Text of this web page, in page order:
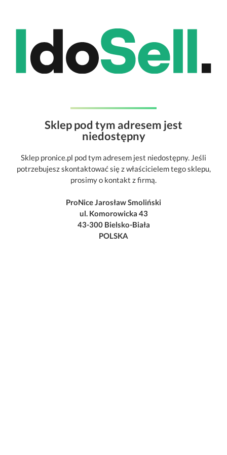
Sklep pod tym adresem jest
niedostępny
Sklep pronice.pl pod tym adresem jest niedostępny. Jeśli
potrzebujesz skontaktować się z właścicielem tego sklepu,
prosimy o kontakt z firmą.
ProNice Jarosław Smoliński
ul. Komorowicka 43
43-300 Bielsko-Biała
POLSKA